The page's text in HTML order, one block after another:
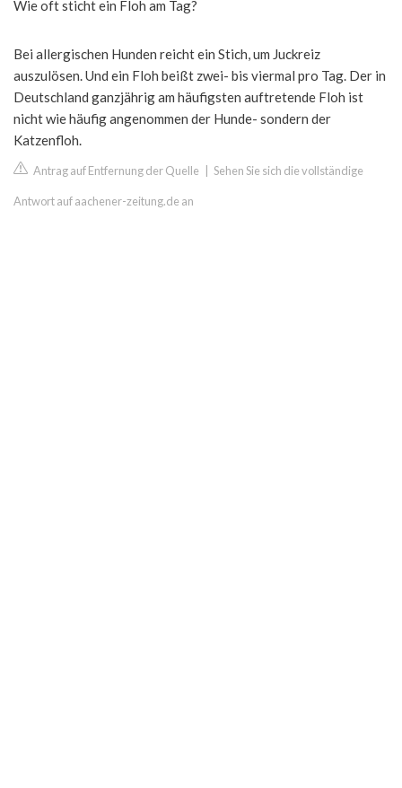
Wie oft sticht ein Floh am Tag?
Bei allergischen Hunden reicht ein Stich, um Juckreiz
auszulösen. Und ein Floh beißt zwei- bis viermal pro Tag. Der in
Deutschland ganzjährig am häufigsten auftretende Floh ist
nicht wie häufig angenommen der Hunde- sondern der
Katzenfloh.
Antrag auf Entfernung der Quelle Sehen Sie sich die vollständige
Antwort auf aachener-zeitung.de an